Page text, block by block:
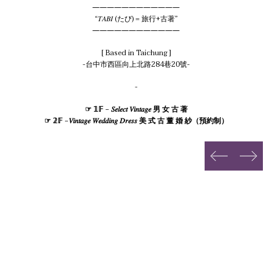
――――――――――――
“𝑇𝐴𝐵𝐼(たび)=旅行+古著”
――――――――――――
[ Based in Taichung ]
-台中市西區向上北路284巷20號-
-
☞ 𝟙𝔽 - 𝑆𝑒𝑙𝑒𝑐𝑡 𝑉𝑖𝑛𝑡𝑎𝑔𝑒男 女 古 著
☞ 𝟚𝔽-𝑉𝑖𝑛𝑡𝑎𝑔𝑒 𝑊𝑒𝑑𝑑𝑖𝑛𝑔𝐷𝑟𝑒𝑠𝑠美 式 古 董 婚 紗（預約制）
prev next